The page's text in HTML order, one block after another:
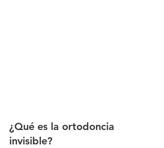
¿Qué es la ortodoncia
invisible?